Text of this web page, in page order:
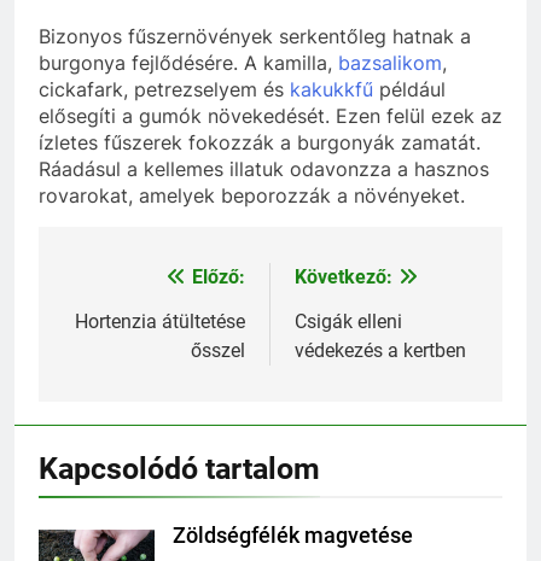
Bizonyos fűszernövények serkentőleg hatnak a
burgonya fejlődésére. A kamilla, bazsalikom,
cickafark, petrezselyem és kakukkfű például
elősegíti a gumók növekedését. Ezen felül ezek az
ízletes fűszerek fokozzák a burgonyák zamatát.
Ráadásul a kellemes illatuk odavonzza a hasznos
rovarokat, amelyek beporozzák a növényeket.
Bejegyzés
navigáció
Előző:
Hortenzia átültetése
ősszel
Következő:
Csigák elleni
védekezés a kertben
Kapcsolódó tartalom
Zöldségfélék magvetése